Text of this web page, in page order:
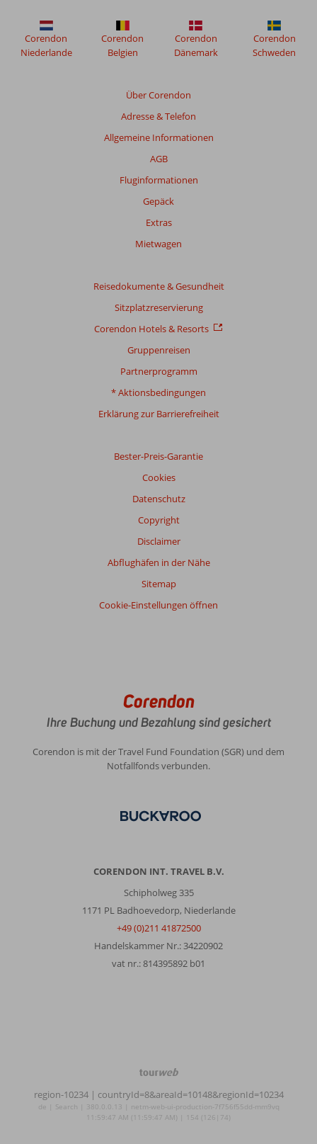
Über Corendon
Adresse & Telefon
Allgemeine Informationen
AGB
Fluginformationen
Gepäck
Extras
Mietwagen
Reisedokumente & Gesundheit
Sitzplatzreservierung
Corendon Hotels & Resorts
Gruppenreisen
Partnerprogramm
* Aktionsbedingungen
Erklärung zur Barrierefreiheit
Bester-Preis-Garantie
Cookies
Datenschutz
Copyright
Disclaimer
Abflughäfen in der Nähe
Sitemap
Cookie-Einstellungen öffnen
Corendon
Niederlande
Corendon
Belgien
Corendon
Dänemark
Corendon
Schweden
Corendon
Ihre Buchung und Bezahlung sind gesichert
Corendon is mit der Travel Fund Foundation (SGR) und dem
Notfallfonds verbunden.
CORENDON INT. TRAVEL B.V.
Schipholweg 335
1171 PL Badhoevedorp, Niederlande
+49 (0)211 41872500
Handelskammer Nr.: 34220902
vat nr.: 814395892 b01
TourWeb
NetMatch
region-10234 | countryId=8&areaId=10148&regionId=10234
de | Search | 380.0.0.13 | netm-web-ui-production-7f756f55dd-mm9vq
11:59:47 AM (11:59:47 AM) | 154 (126|74)